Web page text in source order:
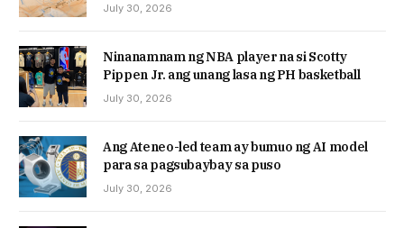
July 30, 2026
Ninanamnam ng NBA player na si Scotty
Pippen Jr. ang unang lasa ng PH basketball
July 30, 2026
Ang Ateneo-led team ay bumuo ng AI model
para sa pagsubaybay sa puso
July 30, 2026